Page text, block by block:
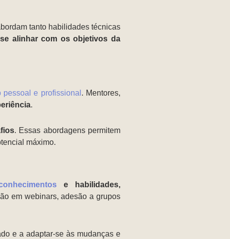
tanto habilidades técnicas
alinhar com os objetivos da
pessoal e profissional . Mentores,
.
. Essas abordagens permitem
máximo.
e habilidades,
em webinars, adesão a grupos
e a adaptar-se às mudanças e